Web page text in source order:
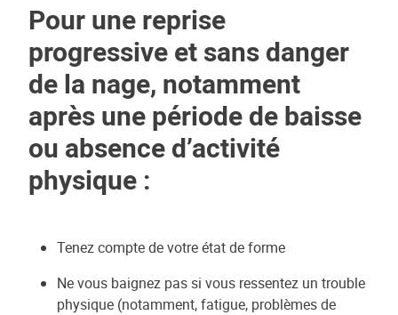
Pour une reprise
progressive et sans danger
de la nage, notamment
après une période de baisse
ou absence d’activité
physique :
Tenez compte de votre état de forme
Ne vous baignez pas si vous ressentez un trouble
physique (notamment, fatigue, problèmes de